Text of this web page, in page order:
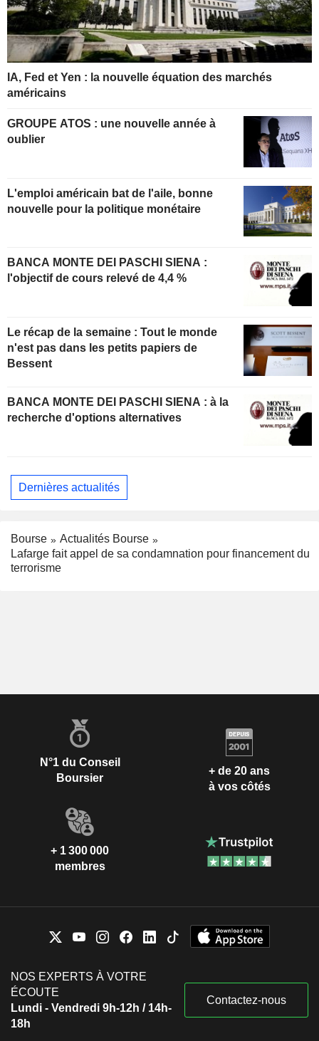
IA, Fed et Yen : la nouvelle équation des marchés
américains
GROUPE ATOS : une nouvelle année à
oublier
L'emploi américain bat de l'aile, bonne
nouvelle pour la politique monétaire
BANCA MONTE DEI PASCHI SIENA :
l'objectif de cours relevé de 4,4 %
Le récap de la semaine : Tout le monde
n'est pas dans les petits papiers de
Bessent
BANCA MONTE DEI PASCHI SIENA : à la
recherche d'options alternatives
Dernières actualités
Bourse
Actualités Bourse
Lafarge fait appel de sa condamnation pour financement du
terrorisme
N°1 du Conseil
Boursier
+ de 20 ans
à vos côtés
+ 1 300 000
membres
NOS EXPERTS À VOTRE
ÉCOUTE
Lundi - Vendredi 9h-12h / 14h-
18h
Contactez-nous